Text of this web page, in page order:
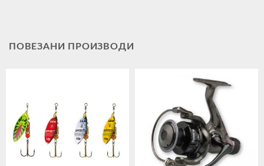
ПОВЕЗАНИ ПРОИЗВОДИ